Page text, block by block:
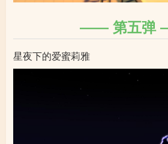
第五弹
星夜下的爱蜜莉雅